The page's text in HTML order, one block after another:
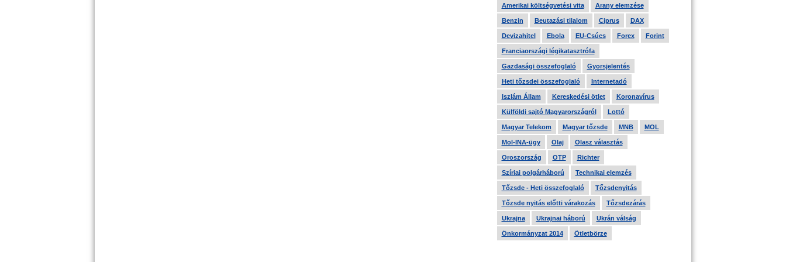
Amerikai költségvetési vita Arany elemzése
Benzin Beutazási tilalom Ciprus DAX
Devizahitel Ebola EU-Csúcs Forex Forint
Franciaországi légikatasztrófa
Gazdasági összefoglaló Gyorsjelentés
Heti tőzsdei összefoglaló Internetadó
Iszlám Állam Kereskedési ötlet Koronavírus
Külföldi sajtó Magyarországról Lottó
Magyar Telekom Magyar tőzsde MNB MOL
Mol-INA-ügy Olaj Olasz választás
Oroszország OTP Richter
Szíriai polgárháború Technikai elemzés
Tőzsde - Heti összefoglaló Tőzsdenyitás
Tőzsde nyitás előtti várakozás Tőzsdezárás
Ukrajna Ukrajnai háború Ukrán válság
Önkormányzat 2014 Ötletbörze